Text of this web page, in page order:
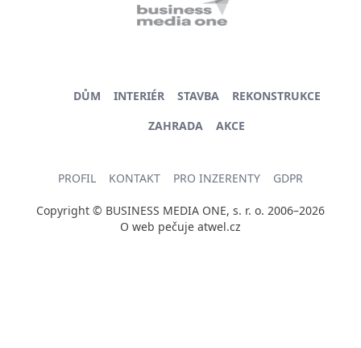
DŮM INTERIÉR STAVBA
REKONSTRUKCE
ZAHRADA
AKCE
PROFIL KONTAKT PRO INZERENTY GDPR
Copyright © BUSINESS MEDIA ONE, s. r. o. 2006–2026